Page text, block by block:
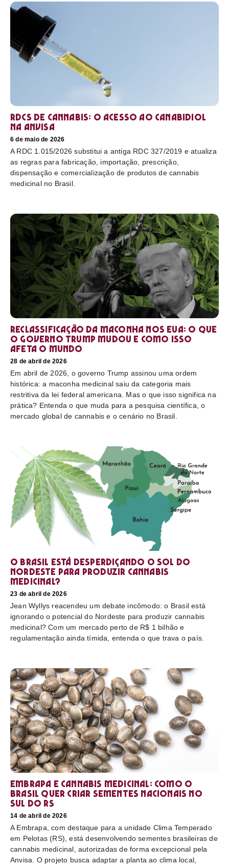
RDCs de cannabis: o acesso ao canabidiol
na Anvisa
6 de maio de 2026
A RDC 1.015/2026 substitui a antiga RDC 327/2019 e atualiza
as regras para fabricação, importação, prescrição,
dispensação e comercialização de produtos de cannabis
medicinal no Brasil.
Reclassificação da maconha nos EUA: o que
o governo Trump mudou e como isso
afeta o mundo
28 de abril de 2026
Em abril de 2026, o governo Trump assinou uma ordem
histórica: a maconha medicinal saiu da categoria mais
restritiva da lei federal americana. Mas o que isso significa na
prática? Entenda o que muda para a pesquisa científica, o
mercado global de cannabis e o cenário no Brasil.
O Brasil está desperdiçando o sol do
nordeste para produzir cannabis
medicinal?
23 de abril de 2026
Jean Wyllys reacendeu um debate incômodo: o Brasil está
ignorando o potencial do Nordeste para produzir cannabis
medicinal? Com um mercado perto de R$ 1 bilhão e
regulamentação ainda tímida, entenda o que trava o país.
Embrapa e cannabis medicinal: como o
Brasil quer criar sementes nacionais no
sul do RS
14 de abril de 2026
A Embrapa, com destaque para a unidade Clima Temperado
em Pelotas (RS), está desenvolvendo sementes brasileiras de
cannabis medicinal, autorizadas de forma excepcional pela
Anvisa. O projeto busca adaptar a planta ao clima local,